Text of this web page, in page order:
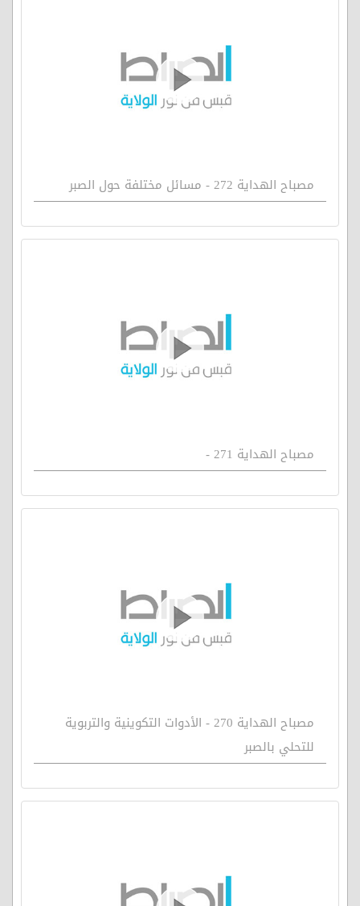
مصباح الهداية 272 - مسائل مختلفة حول الصبر
مصباح الهداية 271 -
مصباح الهداية 270 - الأدوات التكوينية والتربوية
للتحلي بالصبر